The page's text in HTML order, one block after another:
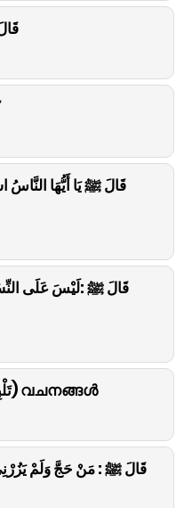
قَالَ ﷺ يَا أَيُّهَا
قَالَ ﷺ :لَيْسَ عَلَى
തൽബിയത്തിന്റെ (تَلْبِيَة) വചനങ്ങൾ
قَالَ ﷺ : مَنْ حَجَّ وَلَمْ